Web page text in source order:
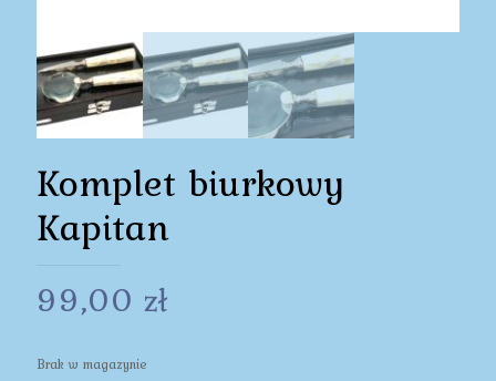
Komplet biurkowy
Kapitan
99,00 zł
Brak w magazynie